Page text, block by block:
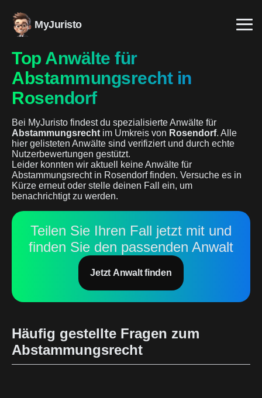
MyJuristo
Top Anwälte für
Abstammungsrecht in
Rosendorf
Bei MyJuristo findest du spezialisierte Anwälte für
Abstammungsrecht im Umkreis von Rosendorf. Alle
hier gelisteten Anwälte sind verifiziert und durch echte
Nutzerbewertungen gestützt.
Leider konnten wir aktuell keine Anwälte für
Abstammungsrecht in Rosendorf finden. Versuche es in
Kürze erneut oder stelle deinen Fall ein, um
benachrichtigt zu werden.
Teilen Sie Ihren Fall jetzt mit und
finden Sie den passenden Anwalt
Jetzt Anwalt finden
Häufig gestellte Fragen zum
Abstammungsrecht